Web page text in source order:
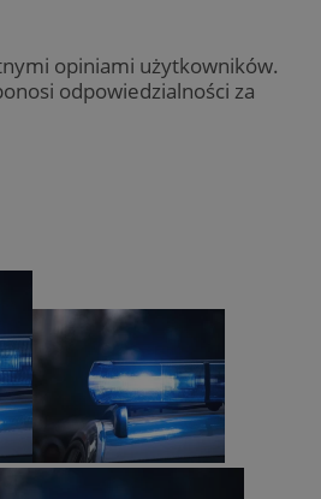
opiniami użytkowników.
odpowiedzialności za